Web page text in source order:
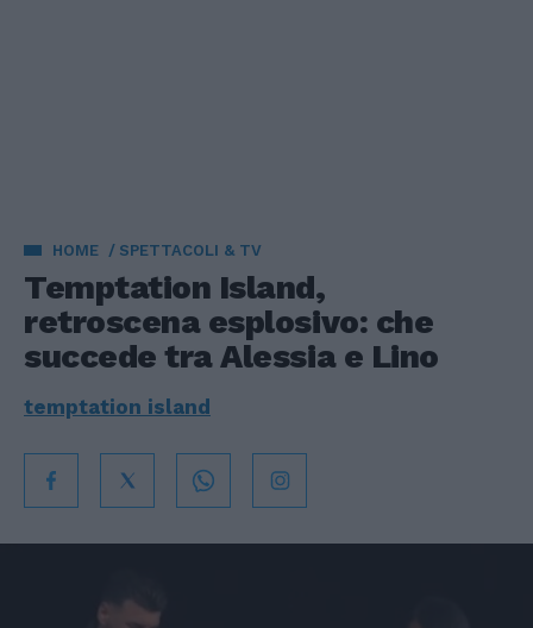
HOME SPETTACOLI & TV
Temptation Island,
retroscena esplosivo: che
succede tra Alessia e Lino
temptation island